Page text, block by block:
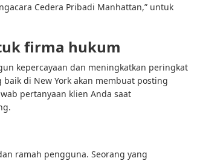
Cedera Pribadi Manhattan,” untuk
firma hukum
kepercayaan dan meningkatkan peringkat
di New York akan membuat posting
pertanyaan klien Anda saat
ramah pengguna. Seorang yang